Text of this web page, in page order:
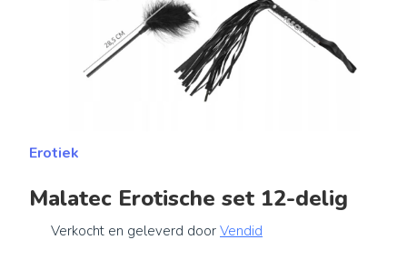
Erotiek
Malatec Erotische set 12-delig
Verkocht en geleverd door Vendid